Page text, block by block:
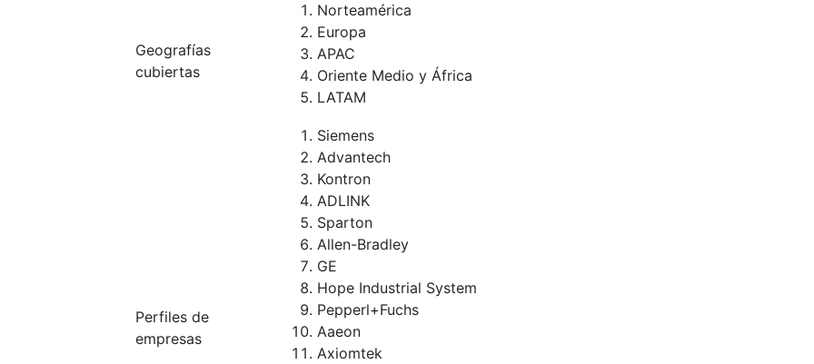
Geografías
cubiertas
Norteamérica
Europa
APAC
Oriente Medio y África
LATAM
Perfiles de
empresas
Siemens
Advantech
Kontron
ADLINK
Sparton
Allen-Bradley
GE
Hope Industrial System
Pepperl+Fuchs
Aaeon
Axiomtek